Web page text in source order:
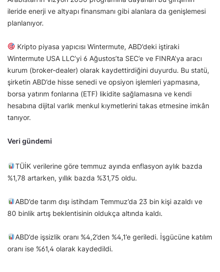
ileride enerji ve altyapı finansmanı gibi alanlara da genişlemesi
planlanıyor.
Kripto piyasa yapıcısı Wintermute, ABD’deki iştiraki
Wintermute USA LLC’yi 6 Ağustos’ta SEC’e ve FINRA’ya aracı
kurum (broker-dealer) olarak kaydettirdiğini duyurdu. Bu statü,
şirketin ABD’de hisse senedi ve opsiyon işlemleri yapmasına,
borsa yatırım fonlarına (ETF) likidite sağlamasına ve kendi
hesabına dijital varlık menkul kıymetlerini takas etmesine imkân
tanıyor.
Veri gündemi
TÜİK verilerine göre temmuz ayında enflasyon aylık bazda
%1,78 artarken, yıllık bazda %31,75 oldu.
ABD’de tarım dışı istihdam Temmuz’da 23 bin kişi azaldı ve
80 binlik artış beklentisinin oldukça altında kaldı.
ABD’de işsizlik oranı %4,2’den %4,1’e geriledi. İşgücüne katılım
oranı ise %61,4 olarak kaydedildi.